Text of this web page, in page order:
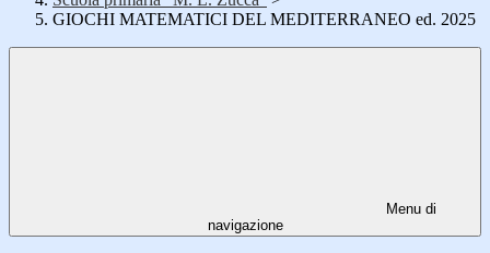
GIOCHI MATEMATICI DEL MEDITERRANEO ed. 2025
Menu di
navigazione